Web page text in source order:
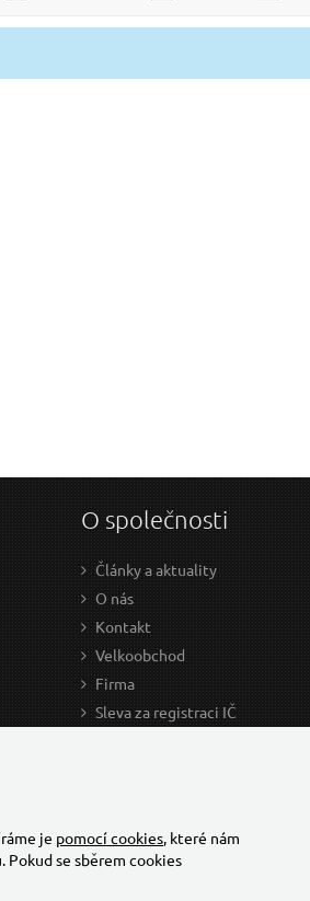
O společnosti
Články a aktuality
O nás
Kontakt
Velkoobchod
Firma
Sleva za registraci IČ
je pomocí cookies, které nám
Pokud se sběrem cookies